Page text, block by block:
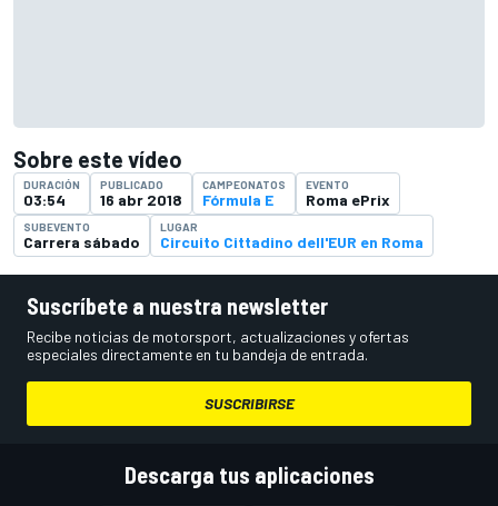
Sobre este vídeo
DURACIÓN
03:54
PUBLICADO
16 abr 2018
CAMPEONATOS
Fórmula E
EVENTO
Roma ePrix
SUBEVENTO
Carrera sábado
LUGAR
Circuito Cittadino dell'EUR en Roma
Suscríbete a nuestra newsletter
Recibe noticias de motorsport, actualizaciones y ofertas
especiales directamente en tu bandeja de entrada.
SUSCRIBIRSE
Descarga tus aplicaciones